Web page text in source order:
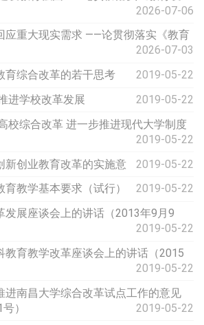
2026-07-06
应重大现实需求 ——论贯彻落实《教育
2026-07-03
育综合改革的若干思考
2019-05-22
进学校改革发展
2019-05-22
校综合改革 进一步推进现代大学制度
2019-05-22
新创业教育改革的实施意
2019-05-22
教学基本要求（试行）
2019-05-22
发展座谈会上的讲话（2013年9月9
2019-05-22
教育教学改革座谈会上的讲话（2015
2019-05-22
进南昌大学综合改革试点工作的意见
）
2019-05-22